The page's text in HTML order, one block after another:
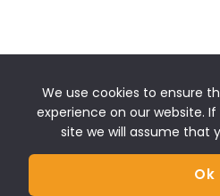
We use cookies to ensure
experience on our website.
site we will assume that
Ok